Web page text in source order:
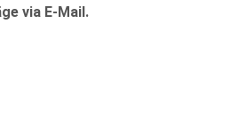
via E-Mail.